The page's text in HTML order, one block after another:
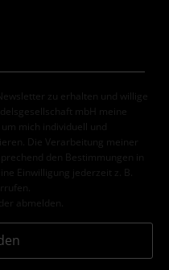
zu erhalten und willige
mbH meine
mich individuell und
Die Verarbeitung meiner
den Bestimmungen in
Einwilligung jederzeit z. B.
abmelden.